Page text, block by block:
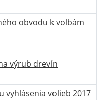
obvodu k volbám
výrub drevín
vyhlásenia volieb 2017